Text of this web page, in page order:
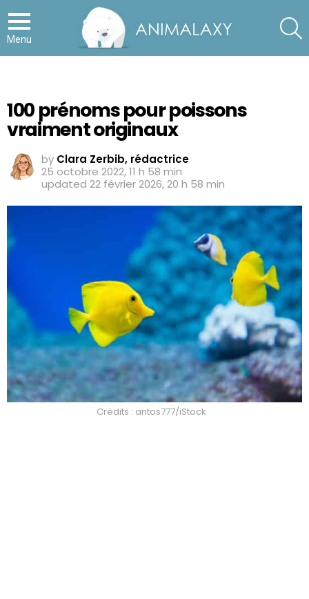
Menu
100 prénoms pour poissons
vraiment originaux
by Clara Zerbib, rédactrice
25 octobre 2022, 11 h 58 min
updated 22 février 2026, 20 h 58 min
Crédits : antos777/iStock